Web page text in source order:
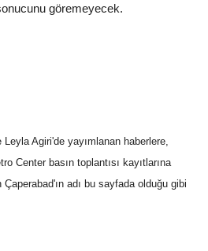
göremeyecek.
Agiri'de yayımlanan haberlere,
Center basın toplantısı kayıtlarına
adı bu sayfada olduğu gibi